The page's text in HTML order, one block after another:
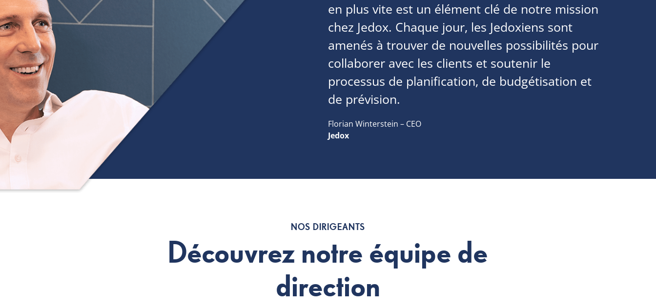
en plus vite est un élément clé de notre mission
chez Jedox. Chaque jour, les Jedoxiens sont
amenés à trouver de nouvelles possibilités pour
collaborer avec les clients et soutenir le
processus de planification, de budgétisation et
de prévision.
Florian Winterstein – CEO
Jedox
NOS DIRIGEANTS
Découvrez notre équipe de
direction